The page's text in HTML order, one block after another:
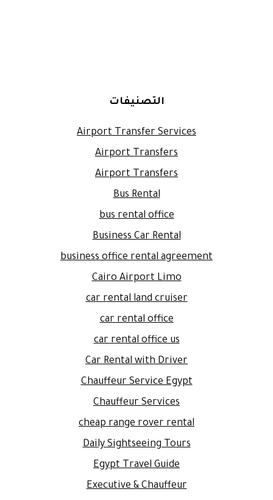
التصنيفات
Airport Transfer Services
Airport Transfers
Airport Transfers
Bus Rental
bus rental office
Business Car Rental
business office rental agreement
Cairo Airport Limo
car rental land cruiser
car rental office
car rental office us
Car Rental with Driver
Chauffeur Service Egypt
Chauffeur Services
cheap range rover rental
Daily Sightseeing Tours
Egypt Travel Guide
Executive & Chauffeur